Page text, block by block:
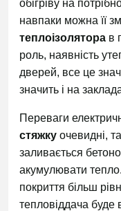
обігріву на
навпаки можна її
теплоізолятора в
роль, наявність
дверей, все це
значить і на
Переваги
стяжку очевидні,
заливається
акумулювати тепло.
покриття більш
тепловіддача буде